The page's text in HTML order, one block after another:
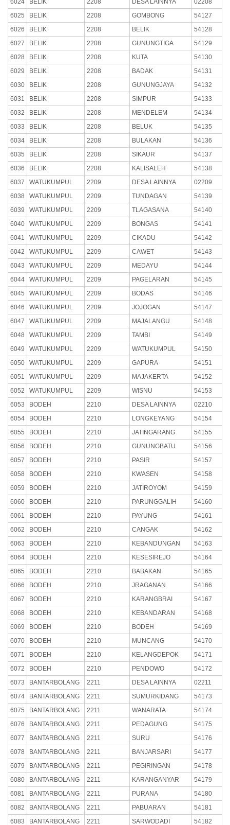
6025
BELIK 2208 GOMBONG
54127
6026
BELIK 2208 BELIK
54128
6027
BELIK 2208 GUNUNGTIGA
54129
6028
BELIK 2208 KUTA
54130
6029
BELIK 2208 BADAK
54131
6030
BELIK 2208 GUNUNGJAYA
54132
6031
BELIK 2208 SIMPUR
54133
6032
BELIK 2208 MENDELEM
54134
6033
BELIK 2208 BELUK
54135
6034
BELIK 2208 BULAKAN
54136
6035
BELIK 2208 SIKAUR
54137
6036
BELIK 2208 KALISALEH
54138
6037
WATUKUMPUL 2209 DESA LAINNYA
02209
6038
WATUKUMPUL 2209 TUNDAGAN
54139
6039
WATUKUMPUL 2209 TLAGASANA
54140
6040
WATUKUMPUL 2209 BONGAS
54141
6041
WATUKUMPUL 2209 CIKADU
54142
6042
WATUKUMPUL 2209 CAWET
54143
6043
WATUKUMPUL 2209 MEDAYU
54144
6044
WATUKUMPUL 2209 PAGELARAN
54145
6045
WATUKUMPUL 2209 BODAS
54146
6046
WATUKUMPUL 2209 JOJOGAN
54147
6047
WATUKUMPUL 2209 MAJALANGU
54148
6048
WATUKUMPUL 2209 TAMBI
54149
6049
WATUKUMPUL 2209 WATUKUMPUL
54150
6050
WATUKUMPUL 2209 GAPURA
54151
6051
WATUKUMPUL 2209 MAJAKERTA
54152
6052
WATUKUMPUL 2209 WISNU
54153
6053
BODEH 2210 DESA LAINNYA
02210
6054
BODEH 2210 LONGKEYANG
54154
6055
BODEH 2210 JATINGARANG
54155
6056
BODEH 2210 GUNUNGBATU
54156
6057
BODEH 2210 PASIR
54157
6058
BODEH 2210 KWASEN
54158
6059
BODEH 2210 JATIROYOM
54159
6060
BODEH 2210 PARUNGGALIH
54160
6061
BODEH 2210 PAYUNG
54161
6062
BODEH 2210 CANGAK
54162
6063
BODEH 2210 KEBANDUNGAN
54163
6064
BODEH 2210 KESESIREJO
54164
6065
BODEH 2210 BABAKAN
54165
6066
BODEH 2210 JRAGANAN
54166
6067
BODEH 2210 KARANGBRAI
54167
6068
BODEH 2210 KEBANDARAN
54168
6069
BODEH 2210 BODEH
54169
6070
BODEH 2210 MUNCANG
54170
6071
BODEH 2210 KELANGDEPOK
54171
6072
BODEH 2210 PENDOWO
54172
6073
BANTARBOLANG 2211 DESA LAINNYA
02211
6074
BANTARBOLANG 2211 SUMURKIDANG
54173
6075
BANTARBOLANG 2211 WANARATA
54174
6076
BANTARBOLANG 2211 PEDAGUNG
54175
6077
BANTARBOLANG 2211 SURU
54176
6078
BANTARBOLANG 2211 BANJARSARI
54177
6079
BANTARBOLANG 2211 PEGIRINGAN
54178
6080
BANTARBOLANG 2211 KARANGANYAR
54179
6081
BANTARBOLANG 2211 PURANA
54180
6082
BANTARBOLANG 2211 PABUARAN
54181
6083
BANTARBOLANG 2211 SARWODADI
54182